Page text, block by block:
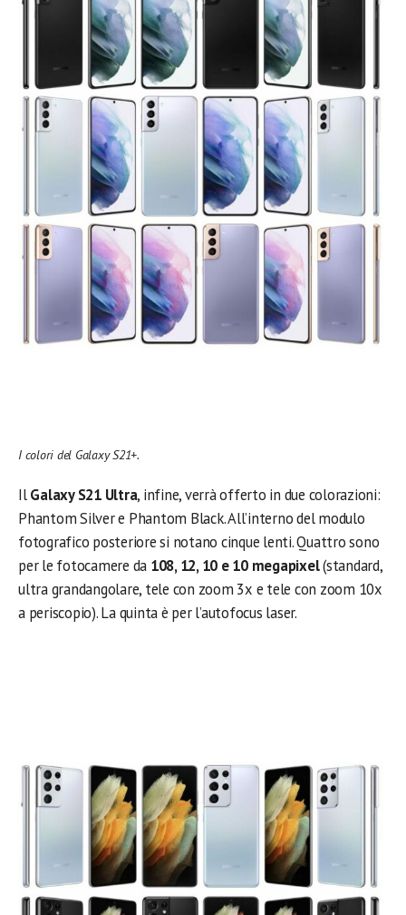
I colori del Galaxy S21+.
IlGalaxy S21 Ultra, infine, verrà offerto in due colorazioni:
Phantom Silver e Phantom Black. All’interno del modulo
fotografico posteriore si notano cinque lenti. Quattro sono
per le fotocamere da 108, 12, 10 e 10 megapixel(standard,
ultra grandangolare, tele con zoom 3x e tele con zoom 10x
a periscopio). La quinta è per l’autofocus laser.